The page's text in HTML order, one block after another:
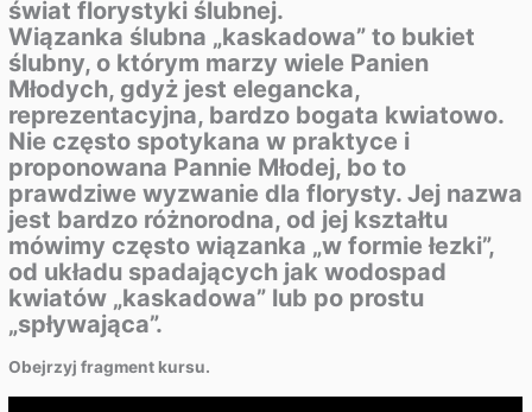
świat florystyki ślubnej.
Wiązanka ślubna „kaskadowa” to bukiet
ślubny, o którym marzy wiele Panien
Młodych, gdyż jest elegancka,
reprezentacyjna, bardzo bogata kwiatowo.
Nie często spotykana w praktyce i
proponowana Pannie Młodej, bo to
prawdziwe wyzwanie dla florysty. Jej nazwa
jest bardzo różnorodna, od jej kształtu
mówimy często wiązanka „w formie łezki”,
od układu spadających jak wodospad
kwiatów „kaskadowa” lub po prostu
„spływająca”.
Obejrzyj fragment kursu.